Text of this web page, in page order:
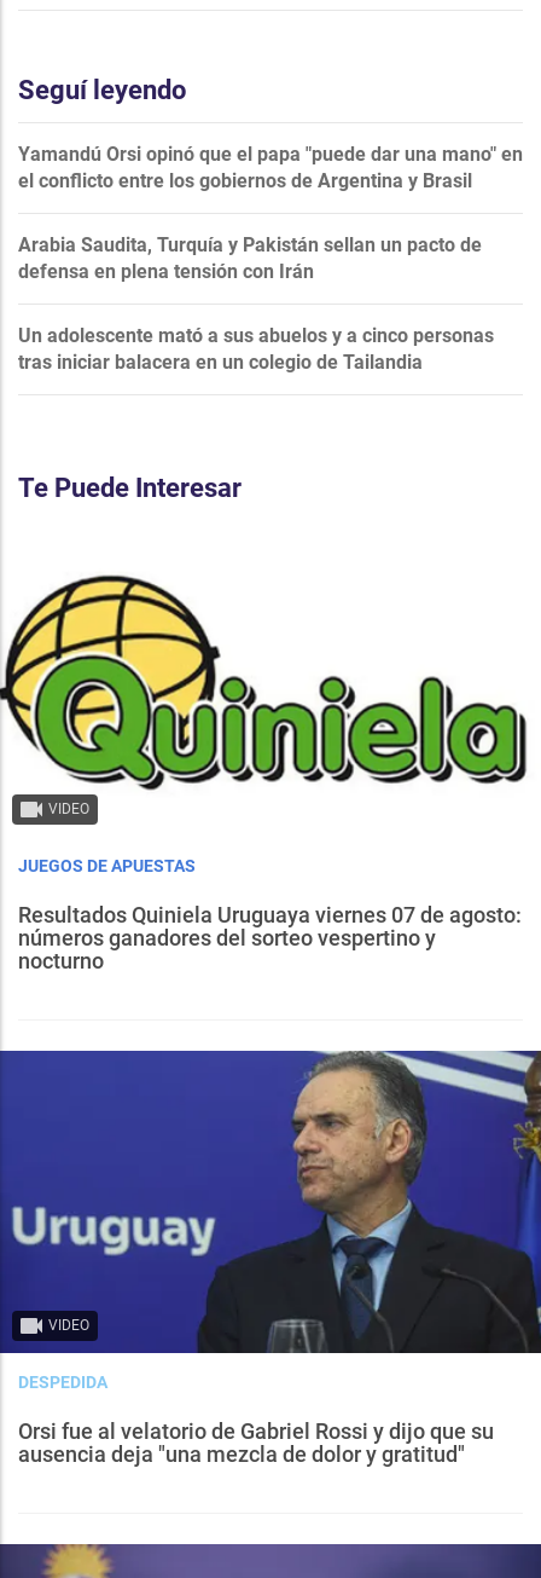
Seguí leyendo
Yamandú Orsi opinó que el papa "puede dar una mano" en
el conflicto entre los gobiernos de Argentina y Brasil
Arabia Saudita, Turquía y Pakistán sellan un pacto de
defensa en plena tensión con Irán
Un adolescente mató a sus abuelos y a cinco personas
tras iniciar balacera en un colegio de Tailandia
Te Puede Interesar
VIDEO
JUEGOS DE APUESTAS
Resultados Quiniela Uruguaya viernes 07 de agosto:
números ganadores del sorteo vespertino y
nocturno
VIDEO
DESPEDIDA
Orsi fue al velatorio de Gabriel Rossi y dijo que su
ausencia deja "una mezcla de dolor y gratitud"